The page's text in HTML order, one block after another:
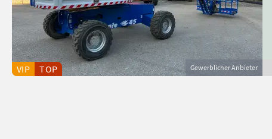
Gewerblicher Anbieter
VIP TOP